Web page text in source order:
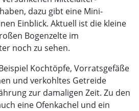
dazu gibt eine Mini-
Einblick. Aktuell ist die kleine
Bogenzelte im
noch zu sehen.
Kochtöpfe, Vorratsgefäße
und verkohltes Getreide
zur damaligen Zeit. Zu den
eine Ofenkachel und ein